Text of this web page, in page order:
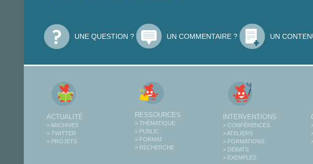
UNE QUESTION ? UN COMMENTAIRE ? UN
ACTUALITÉ
> ARCHIVES
> TWITTER
> PROJETS
RESSOURCES
> THÉMATIQUE
> PUBLIC
> FORMAT
> RECHERCHE
INTERVENTIONS
> CONFÉRENCES
> ATELIERS
> FORMATIONS
> DÉBATS
> EXEMPLES